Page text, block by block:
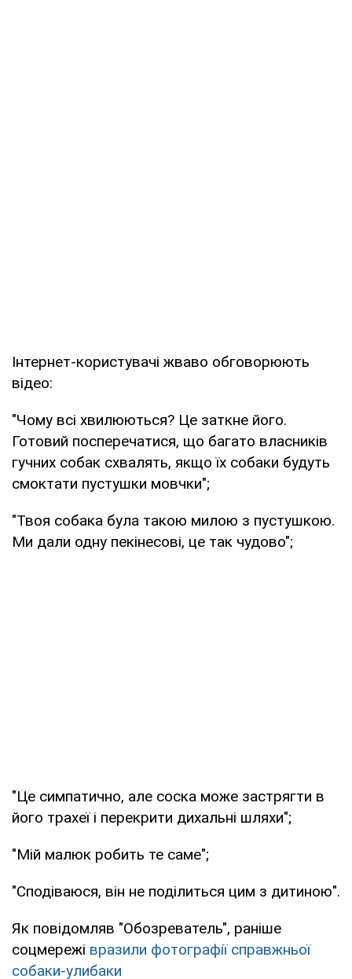
Інтернет-користувачі жваво обговорюють
відео:
"Чому всі хвилюються? Це заткне його.
Готовий посперечатися, що багато власників
гучних собак схвалять, якщо їх собаки будуть
смоктати пустушки мовчки";
"Твоя собака була такою милою з пустушкою.
Ми дали одну пекінесові, це так чудово";
"Це симпатично, але соска може застрягти в
його трахеї і перекрити дихальні шляхи";
"Мій малюк робить те саме";
"Сподіваюся, він не поділиться цим з дитиною".
Як повідомляв "Обозреватель", раніше
соцмережі вразили фотографії справжньої
собаки-улибаки